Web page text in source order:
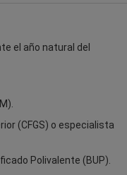
el año natural del
(CFGS) o especialista
Polivalente (BUP).